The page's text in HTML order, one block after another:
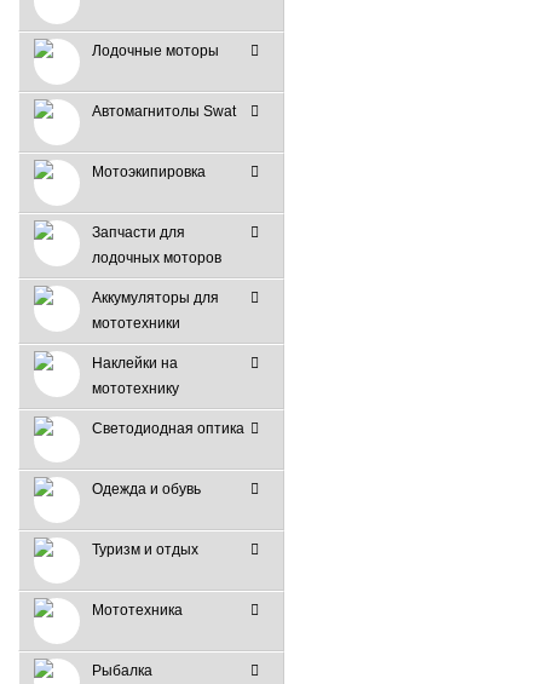
Лодочные моторы
Автомагнитолы Swat
Мотоэкипировка
Запчасти для
лодочных моторов
Аккумуляторы для
мототехники
Наклейки на
мототехнику
Светодиодная оптика
Одежда и обувь
Туризм и отдых
Мототехника
Рыбалка